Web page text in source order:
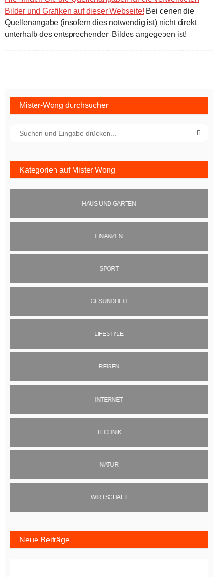
Bilder und Grafiken auf dieser Webseite! Bei denen die
Quellenangabe (insofern dies notwendig ist) nicht direkt
unterhalb des entsprechenden Bildes angegeben ist!
Mister-Wong durchsuchen
Kategorien auf Mister Wong
HAUS UND GARTEN
FINANZEN
SPORT
GESUNDHEIT
LIFESTYLE
REISEN
INTERNET
TECHNIK
NATUR
WIRTSCHAFT
Neue Beiträge